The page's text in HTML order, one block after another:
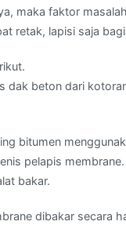
maka faktor
retak, lapisi saja
dak beton dari
bitumen
pelapis
bakar.
dibakar secara